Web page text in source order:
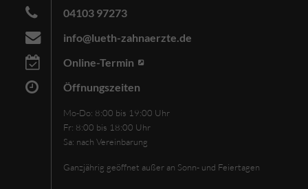
04103 97273
info@lueth-zahnaerzte.de
Online-Termin
Öffnungszeiten
Mo-Do: 8:00 bis 19:00 Uhr
Fr: 8:00 bis 18:00 Uhr
Sa: nach Vereinbarung
Ganzjährig geöffnet außer an Sonn- und Feiertagen